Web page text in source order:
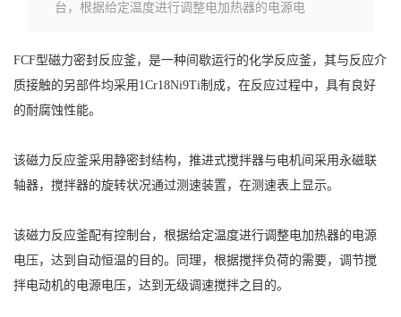
台，根据给定温度进行调整电加热器的电源电
FCF型磁力密封反应釜，是一种间歇运行的化学反应釜，其与反应介
质接触的另部件均采用1Cr18Ni9Ti制成，在反应过程中，具有良好
的耐腐蚀性能。
该磁力反应釜采用静密封结构，推进式搅拌器与电机间采用永磁联
轴器，搅拌器的旋转状况通过测速装置，在测速表上显示。
该磁力反应釜配有控制台，根据给定温度进行调整电加热器的电源
电压，达到自动恒温的目的。同理，根据搅拌负荷的需要，调节搅
拌电动机的电源电压，达到无级调速搅拌之目的。